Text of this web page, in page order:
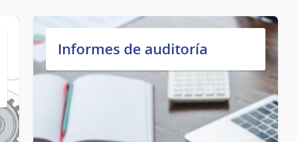
Informes de auditoría